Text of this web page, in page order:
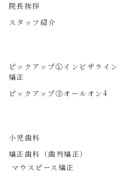
院長挨拶
スタッフ紹介
ピックアップ①インビザライン
矯正
ピックアップ③オールオン4
小児歯科
矯正歯科（歯列矯正）
マウスピース矯正